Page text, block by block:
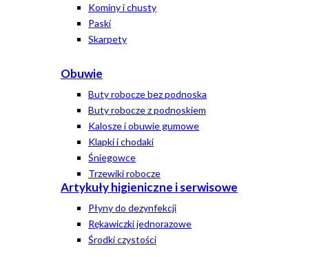
Kominy i chusty
Paski
Skarpety
Obuwie
Buty robocze bez podnoska
Buty robocze z podnoskiem
Kalosze i obuwie gumowe
Klapki i chodaki
Śniegowce
Trzewiki robocze
Artykuły higieniczne i serwisowe
Płyny do dezynfekcji
Rękawiczki jednorazowe
Środki czystości